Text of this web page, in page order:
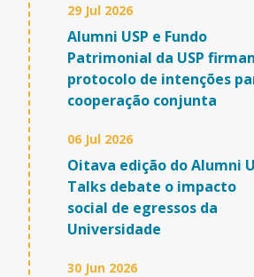
29 Jul 2026
Alumni USP e Fundo
Patrimonial da USP
protocolo de intenções
cooperação conjunta
06 Jul 2026
Oitava edição do Alumni
Talks debate o impacto
social de egressos da
Universidade
30 Jun 2026